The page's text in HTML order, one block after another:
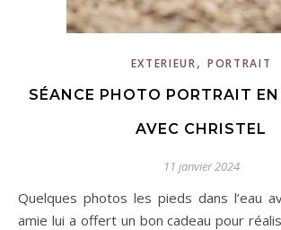
EXTERIEUR, PORTRAIT
SÉANCE PHOTO PORTRAIT EN
AVEC CHRISTEL
11 janvier 2024
Quelques photos les pieds dans l’eau avec Christel. Une
amie lui a offert un bon cadeau pour